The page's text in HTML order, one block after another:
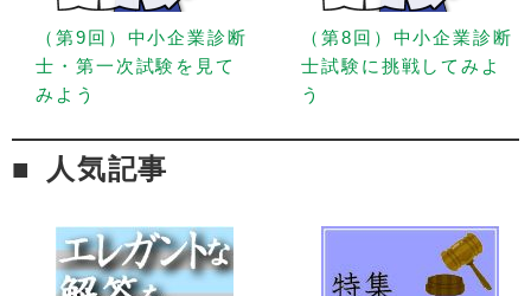
（第9回）中小企業診断
士・第一次試験を見て
みよう
（第8回）中小企業診断
士試験に挑戦してみよ
う
人気記事